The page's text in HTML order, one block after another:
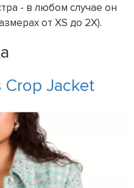
- в любом случае он
от XS до 2X).
Crop Jacket